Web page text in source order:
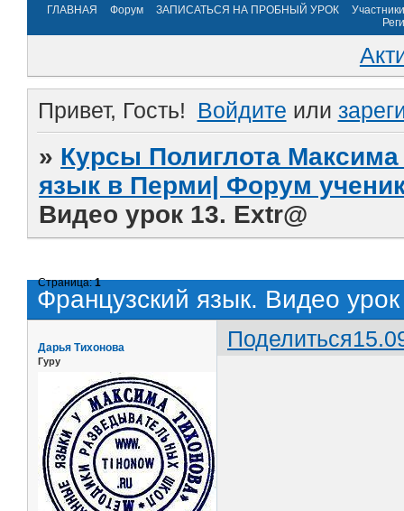
ГЛАВНАЯ Форум ЗАПИСАТЬСЯ НА ПРОБНЫЙ УРОК
Участники
Привет, Гость! Войдите или
» Курсы Полиглота
язык в Перми| Форум
Видео урок 13. Extr@
Французский язык. Видео
Страница:1
Поделиться
Дарья Тихонова
Гуру